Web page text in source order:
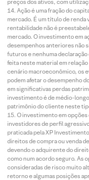
preços dos ativos, com
Ação é uma fração do
mercado. É um título de renda
rentabilidade não é
mercado. O investimento em
desempenhos anteriores não
futuros e nenhuma declaração
feita neste material em
cenário macroeconômico, os
podem afetar o desempenho
em significativas perdas
investimento é de médio-
patrimônio do cliente neste
O investimento em
investidores de perfil
praticada pela XP
direitos de compra ou venda
devendo o adquirente do
como num acordo seguro. As
consideradas de risco muito
retorno e algumas posições